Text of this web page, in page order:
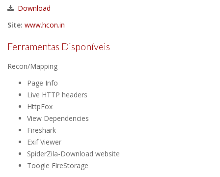
Download
Site: www.hcon.in
Ferramentas Disponíveis
Recon/Mapping
Page Info
Live HTTP headers
HttpFox
View Dependencies
Fireshark
Exif Viewer
SpiderZila-Download website
Toogle FireStorage